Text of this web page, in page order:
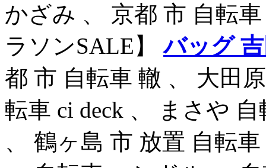
かざみ 、 京都 市 自転
ラソンSALE】バッグ
都 市 自転車 轍 、 大田
転車 ci deck 、 まさや
、 鶴ヶ島 市 放置 自転